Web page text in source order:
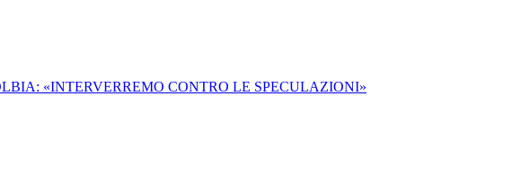
«INTERVERREMO CONTRO LE SPECULAZIONI»